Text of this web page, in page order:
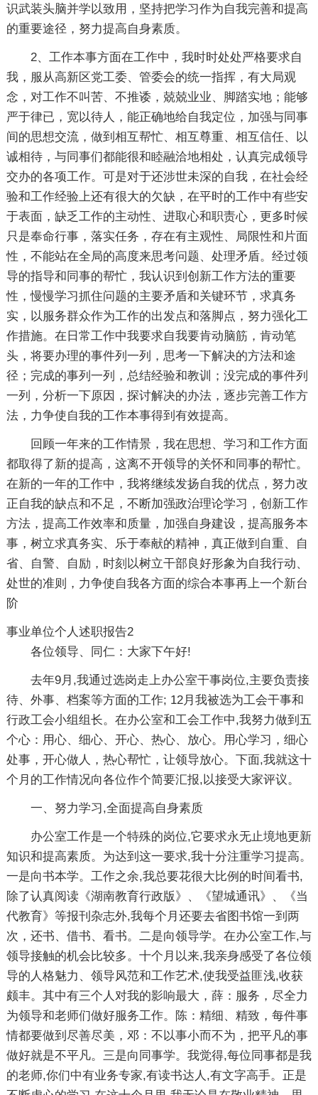
识武装头脑并学以致用，坚持把学习作为自我完善和提高
的重要途径，努力提高自身素质。
2、工作本事方面在工作中，我时时处处严格要求自
我，服从高新区党工委、管委会的统一指挥，有大局观
念，对工作不叫苦、不推诿，兢兢业业、脚踏实地；能够
严于律已，宽以待人，能正确地给自我定位，加强与同事
间的思想交流，做到相互帮忙、相互尊重、相互信任、以
诚相待，与同事们都能很和睦融洽地相处，认真完成领导
交办的各项工作。可是对于还涉世未深的自我，在社会经
验和工作经验上还有很大的欠缺，在平时的工作中有些安
于表面，缺乏工作的主动性、进取心和职责心，更多时候
只是奉命行事，落实任务，存在有主观性、局限性和片面
性，不能站在全局的高度来思考问题、处理矛盾。经过领
导的指导和同事的帮忙，我认识到创新工作方法的重要
性，慢慢学习抓住问题的主要矛盾和关键环节，求真务
实，以服务群众作为工作的出发点和落脚点，努力强化工
作措施。在日常工作中我要求自我要肯动脑筋，肯动笔
头，将要办理的事件列一列，思考一下解决的方法和途
径；完成的事列一列，总结经验和教训；没完成的事件列
一列，分析一下原因，探讨解决的办法，逐步完善工作方
法，力争使自我的工作本事得到有效提高。
回顾一年来的工作情景，我在思想、学习和工作方面
都取得了新的提高，这离不开领导的关怀和同事的帮忙。
在新的一年的工作中，我将继续发扬自我的优点，努力改
正自我的缺点和不足，不断加强政治理论学习，创新工作
方法，提高工作效率和质量，加强自身建设，提高服务本
事，树立求真务实、乐于奉献的精神，真正做到自重、自
省、自警、自励，时刻以树立干部良好形象为自我行动、
处世的准则，力争使自我各方面的综合本事再上一个新台
阶
事业单位个人述职报告2
各位领导、同仁：大家下午好!
去年9月,我通过选岗走上办公室干事岗位,主要负责接
待、外事、档案等方面的工作; 12月我被选为工会干事和
行政工会小组组长。在办公室和工会工作中,我努力做到五
个心：用心、细心、开心、热心、放心。用心学习，细心
处事，开心做人，热心帮忙，让领导放心。下面,我就这十
个月的工作情况向各位作个简要汇报,以接受大家评议。
一、努力学习,全面提高自身素质
办公室工作是一个特殊的岗位,它要求永无止境地更新
知识和提高素质。为达到这一要求,我十分注重学习提高。
一是向书本学。工作之余,我总要花很大比例的时间看书,
除了认真阅读《湖南教育行政版》、《望城通讯》、《当
代教育》等报刊杂志外,我每个月还要去省图书馆一到两
次，还书、借书、看书。二是向领导学。在办公室工作,与
领导接触的机会比较多。十个月以来,我亲身感受了各位领
导的人格魅力、领导风范和工作艺术,使我受益匪浅,收获
颇丰。其中有三个人对我的影响最大，薛：服务，尽全力
为领导和老师们做好服务工作。陈：精细、精致，每件事
情都要做到尽善尽美，邓：不以事小而不为，把平凡的事
做好就是不平凡。三是向同事学。我觉得,每位同事都是我
的老师,你们中有业务专家,有读书达人,有文字高手。正是